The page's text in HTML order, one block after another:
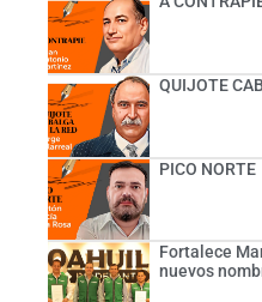
QUIJOTE
PICO NORTE
Fortalece
nuevos